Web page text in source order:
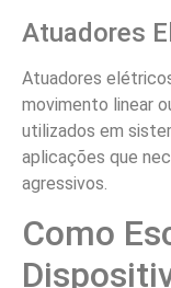
Atuadores
Atuadores
movimento linear
utilizados em
aplicações que
agressivos.
Como